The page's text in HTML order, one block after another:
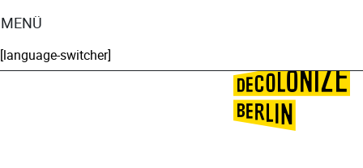
🌍
🌞
MENÜ
[language-switcher]